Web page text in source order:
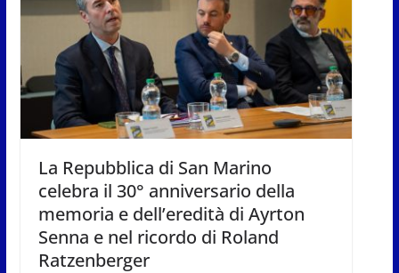
La Repubblica di San Marino
celebra il 30° anniversario della
memoria e dell’eredità di Ayrton
Senna e nel ricordo di Roland
Ratzenberger